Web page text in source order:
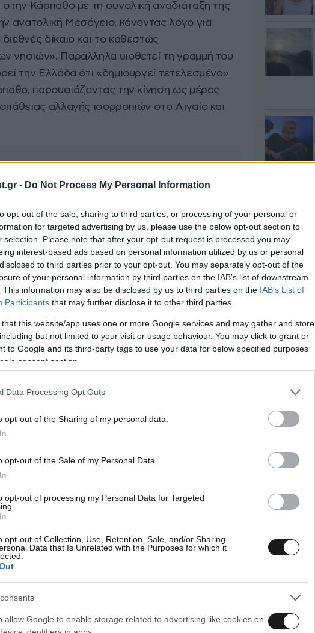
- Do Not Process My Personal Information
opt-out of the sale, sharing to third parties, or processing of your personal or
for targeted advertising by us, please use the below opt-out section to
selection. Please note that after your opt-out request is processed you may
interest-based ads based on personal information utilized by us or personal
to third parties prior to your opt-out. You may separately opt-out of the
of your personal information by third parties on the IAB’s list of downstream
This information may also be disclosed by us to third parties on the IAB’s List of
Participants that may further disclose it to other third parties.
that this website/app uses one or more Google services and may gather and store
but not limited to your visit or usage behaviour. You may click to grant or
to Google and its third-party tags to use your data for below specified purposes
consent section.
Data Processing Opt Outs
opt-out of the Sharing of my personal data.
opt-out of the Sale of my Personal Data.
opt-out of processing my Personal Data for Targeted
opt-out of Collection, Use, Retention, Sale, and/or Sharing
Data that Is Unrelated with the Purposes for which it
allow Google to enable storage related to advertising like cookies on
Κάρπαθο με τη συνολική αναδιάταξη της
ανατολική Μεσόγειο, κάνοντας λόγο για
δίκαιο και το καθεστώς
νησιών». Παράλληλα υιοθετεί τη γραμμή του
την Ελλάδα ότι «δημιουργεί τετελεσμένο»
παρουσιάζοντας την κίνηση ως μέρος
αλλαγής ισορροπιών στο Αιγαίο και
την κλιμάκωση στη Μέση Ανατολή,
στην Αθήνα αξιοποιούν την περιφερειακή
την άμυνα νησιών κοντά στα τουρκικά
για ελληνική «προκεχωρημένη γραμμή»
η Άγκυρα επιχειρεί να συνδέσει την
την παράλληλη παρουσία ελληνικών